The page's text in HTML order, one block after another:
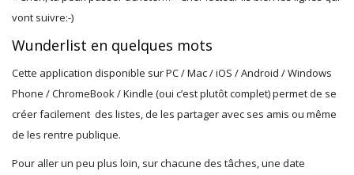
vont suivre:-)
Wunderlist en quelques mots
Cette application disponible sur PC / Mac / iOS / Android / Windows
Phone / ChromeBook / Kindle (oui c’est plutôt complet) permet de se
créer facilement des listes, de les partager avec ses amis ou même
de les rentre publique.
Pour aller un peu plus loin, sur chacune des tâches, une date